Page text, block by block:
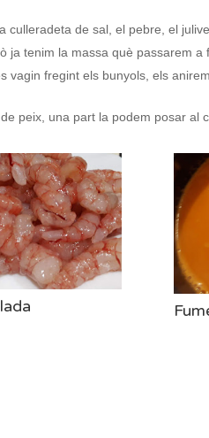
culleradeta de sal, el pebre, el
ja tenim la massa què passarem
vagin fregint els bunyols, els
peix, una part la podem posar al